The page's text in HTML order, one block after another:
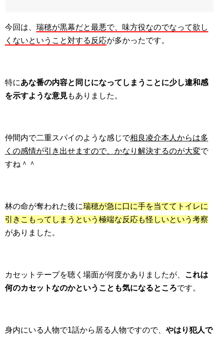
今回は、 瑞穂が黒幕だと最悪で、味方役なのでなって欲し
くないということ対する反応が多かったです。
特にあな番の内容と同じになってしまうことに少し違和感
を示すような意見もありました。
仲間内で二重スパイのような感じで相良凌介本人からは多
くの感情が引き出せますので、かなり解決するのが大変で
すね＾＾
林の命が奪われた後に瑞穂が急に口に手を当ててトイレに
引きこもってしまうという極端な反応も怪しいという考察
がありました。
カセットテープを聴く場面が何度かありましたが、 これは
何のカセットなのかということも気になるところです。
身内にいる人物で1話から居る人物ですので、 やはり犯人で